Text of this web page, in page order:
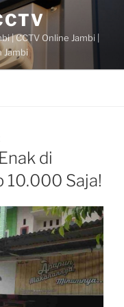
| CCTV Online Jambi |
Jambi
di
10.000 Saja!